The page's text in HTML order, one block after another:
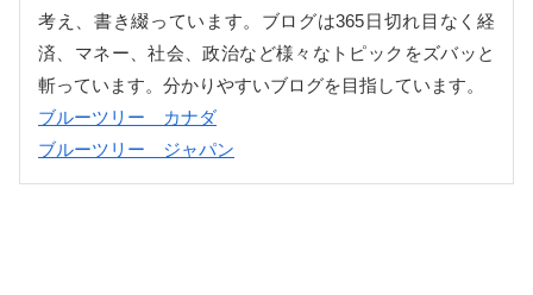
考え、書き綴っています。ブログは365日切れ目なく経
済、マネー、社会、政治など様々なトピックをズバッと
斬っています。分かりやすいブログを目指しています。
ブルーツリー カナダ
ブルーツリー ジャパン